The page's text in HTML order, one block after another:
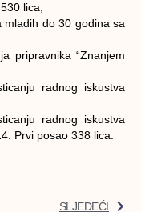
lica;
mladih do 30 godina sa
pripravnika “Znanjem
radnog iskustva
radnog iskustva
Prvi posao 338 lica.
SLJEDEĆI